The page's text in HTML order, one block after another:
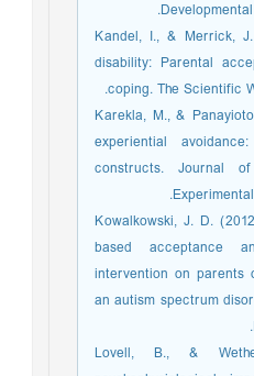
Kandel, I., & Merrick,
disability: Parental
coping. The Scientific
Karekla, M., &
experiential
constructs. Journal
Kowalkowski, J. D.
based acceptance
intervention on
an autism spectrum
Lovell, B., &